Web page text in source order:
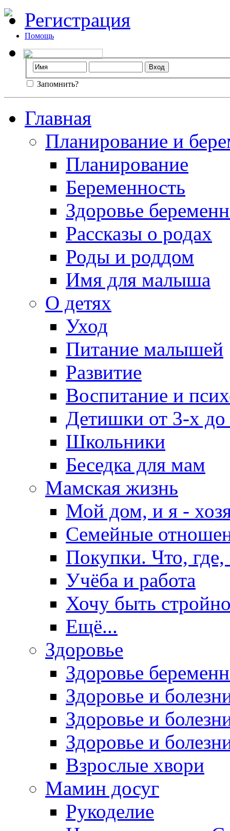
Регистрация
Помощь
Запомнить?
Главная
Планирование и
Планирование
Беременность
Здоровье
Рассказы о родах
Роды и роддом
Имя для малыша
О детях
Уход
Питание малышей
Развитие
Воспитание и
Детишки от 3-х
Школьники
Беседка для мам
Мамская жизнь
Мой дом, и я -
Семейные
Покупки. Что, где,
Учёба и работа
Хочу быть
Ещё...
Здоровье
Здоровье
Здоровье и
Здоровье и
Здоровье и
Взрослые хвори
Мамин досуг
Рукоделие